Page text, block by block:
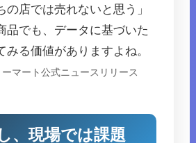
の店では売れないと思う」
品でも、データに基づいた
みる価値がありますよね。
ーマート公式ニュースリリース
、現場では課題